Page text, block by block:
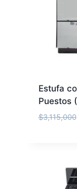
Estufa
Puestos
$3,115,000